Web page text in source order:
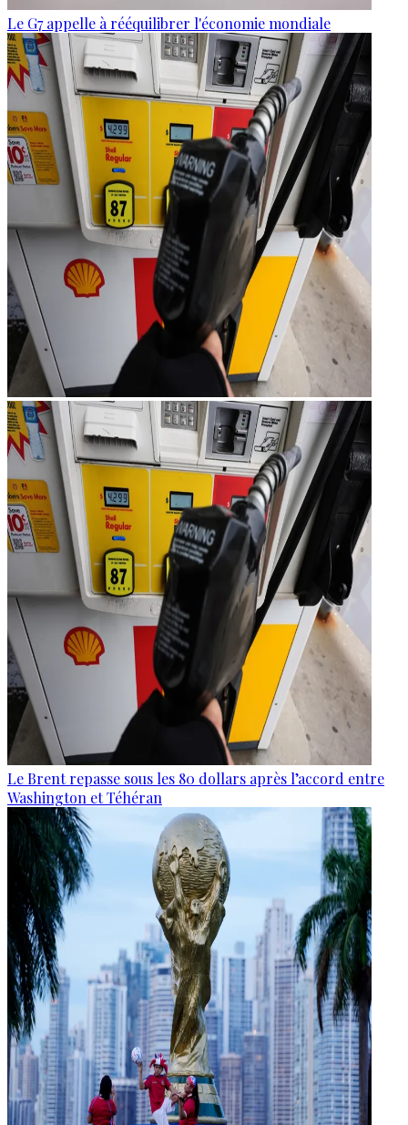
Le G7 appelle à rééquilibrer l'économie mondiale
Le Brent repasse sous les 80 dollars après l’accord entre
Washington et Téhéran